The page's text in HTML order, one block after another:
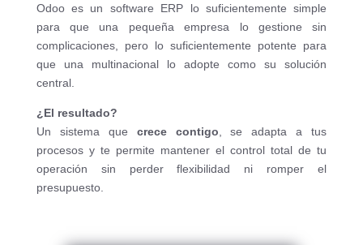
Odoo es un software ERP lo suficientemente simple
para que una pequeña empresa lo gestione sin
complicaciones, pero lo suficientemente potente para
que una multinacional lo adopte como su solución
central.
¿El resultado?
Un sistema que crece contigo , se adapta a tus
procesos y te permite mantener el control total de tu
operación sin perder flexibilidad ni romper el
presupuesto.